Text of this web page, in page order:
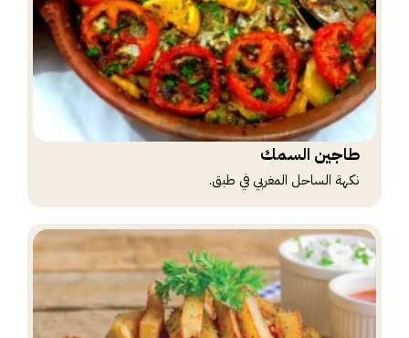
طاجين السمك
نكهة الساحل المغربي في طبق.